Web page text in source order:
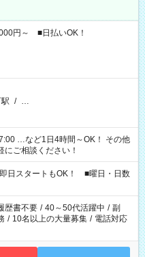
円～ ■日払いOK！
/ …
など1日4時間～OK！ その他
にご相談ください！
日スタートもOK！ ■曜日・日数
歴書不要 / 40～50代活躍中 / 副
/ 10名以上の大量募集 / 電話対応